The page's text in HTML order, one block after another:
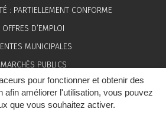
pour fonctionner et obtenir des
afin améliorer l'utilisation, vous pouvez
que vous souhaitez activer.
: PARTIELLEMENT CONFORME
OFFRES D’EMPLOI
MUNICIPALES
MARCHÉS PUBLICS
ESPACE PRESSE